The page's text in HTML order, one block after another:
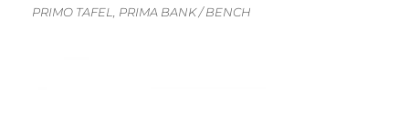
PRIMO TAFEL, PRIMA BANK / BENCH